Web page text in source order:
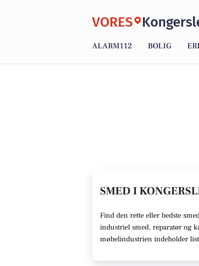
VORES
ALARM112 BOLIG
SMED I
Find den rette eller bedste
industriel smed, reparatør og
møbelindustrien indeholder